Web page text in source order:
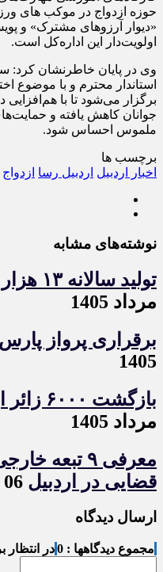
حوزه ازدواج در موکب های
«دیوار آرزوهای مشترک» و
اولویت‌دار این اداره‌کل است.
وی در پایان خاطرنشان کرد:
استاندار محترم و با موضوع
برگزار می‌شود تا با
جوانان کاهش یافته و
ملموس احساس شود.
برچسب ها
اخبار اردبیل اردبیل رسا ازدواج
نوشته‌های مشابه
تولید سالانه ۱۳ هزار تن عسل در اردبیل
مرداد 1405
برقراری پرواز
1405
بازگشت ۶۰۰۰ زائر اربعین به اردبیل
مرداد 1405
معرفی ۹
قضایی در اردبیل
ارسال دیدگاه
مجموع دیدگاهها : 0 در انتظار